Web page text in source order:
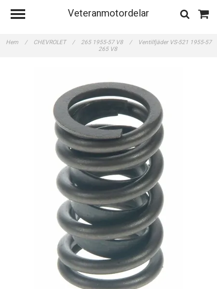
Veteranmotordelar
Hem / CHEVROLET / 265 1955-57 V8 /
Ventilfjäder VS-521 1955-57
265 V8